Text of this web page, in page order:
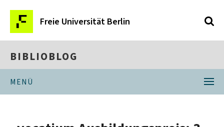
Freie Universität Berlin
BIBLIOBLOG
MENÜ